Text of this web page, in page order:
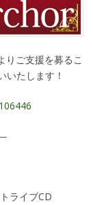
りご支援を募るこ
いたします！
ライブCD